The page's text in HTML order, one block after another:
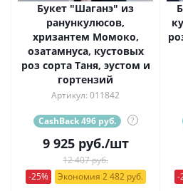
Букет "Шаганэ" из
ранункулюсов,
хризантем Момоко,
озатамнуса, кустовых
роз сорта Таня, эустом и
гортензий
Артикул: 011842
CashBack 496 руб. ?
9 925руб./шт
12 407 руб.
-25%
Экономия 2 482 руб.
-